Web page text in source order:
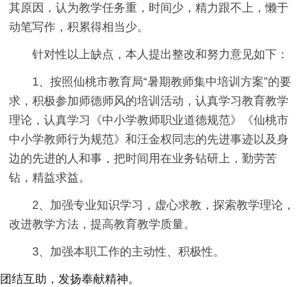
其原因，认为教学任务重，时间少，精力跟不上，懒于
动笔写作，积累得相当少。
针对性以上缺点，本人提出整改和努力意见如下：
1、按照仙桃市教育局“暑期教师集中培训方案”的要
求，积极参加师德师风的培训活动，认真学习教育教学
理论，认真学习《中小学教师职业道德规范》《仙桃市
中小学教师行为规范》和汪金权同志的先进事迹以及身
边的先进的人和事，把时间用在业务钻研上，勤劳苦
钻，精益求益。
2、加强专业知识学习，虚心求教，探索教学理论，
改进教学方法，提高教育教学质量。
3、加强本职工作的主动性、积极性。
团结互助，发扬奉献精神。